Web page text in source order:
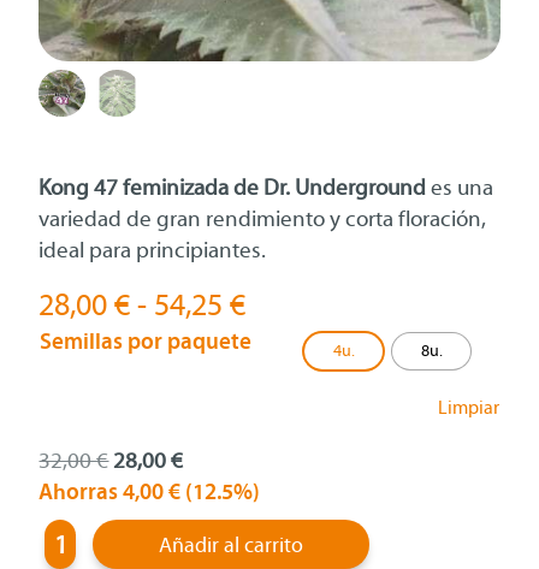
Kong 47 feminizada de Dr. Underground es una
variedad de gran rendimiento y corta floración,
ideal para principiantes.
28,00€ - 54,25€Rango
de
precios:
54,25 €
Semillas por paquete 4u. 8u.
Limpiar
32,00€El
precio
original
28,00€El
precio
actual
es:
Ahorras4,00€ (12.5%)
Kong
47
Añadir al carrito